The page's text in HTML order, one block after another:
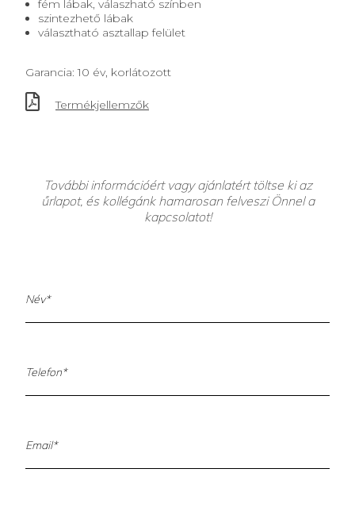
fém lábak, válaszható színben
szintezhető lábak
választható asztallap felület
Garancia: 10 év, korlátozott
Termékjellemzők
További információért vagy ajánlatért töltse ki az
űrlapot, és kollégánk hamarosan felveszi Önnel a
kapcsolatot!